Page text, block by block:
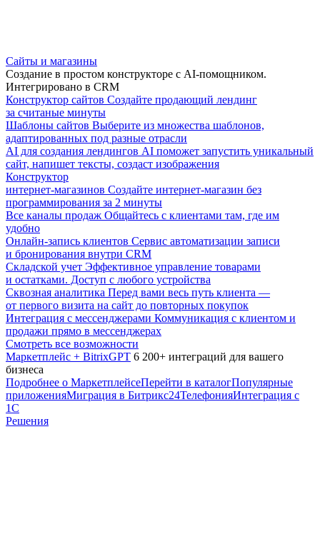
Сайты и магазины
Создание в простом конструкторе с AI-помощником.
Интегрировано в CRM
Конструктор сайтов Создайте продающий лендинг
за считаные минуты
Шаблоны сайтов Выберите из множества шаблонов,
адаптированных под разные отрасли
AI для создания лендингов AI поможет запустить уникальный
сайт, напишет тексты, создаст изображения
Конструктор
интернет-магазинов Создайте интернет-магазин без
программирования за 2 минуты
Все каналы продаж Общайтесь с клиентами там, где им
удобно
Онлайн-запись клиентов Сервис автоматизации записи
и бронирования внутри CRM
Складской учет Эффективное управление товарами
и остатками. Доступ с любого устройства
Сквозная аналитика Перед вами весь путь клиента —
от первого визита на сайт до повторных покупок
Интеграция с мессенджерами Коммуникация с клиентом и
продажи прямо в мессенджерах
Смотреть все возможности
Маркетплейс + BitrixGPT 6 200+ интеграций для вашего
бизнеса
Подробнее о МаркетплейсеПерейти в каталогПопулярные
приложенияМиграция в Битрикс24ТелефонияИнтеграция с
1С
Решения